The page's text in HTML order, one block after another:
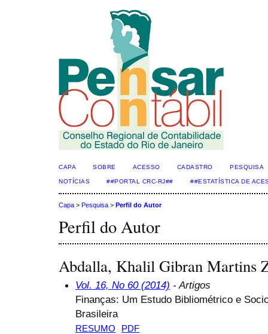
CAPA SOBRE ACESSO CADASTRO PESQUISA
NOTÍCIAS ##PORTAL CRC-RJ## ##ESTATÍSTICA DE
Capa > Pesquisa > Perfil do Autor
Perfil do Autor
Abdalla, Khalil Gibran Martins
Vol. 16, No 60 (2014) - Artigos
Finanças: Um Estudo Bibliométrico e
Brasileira
RESUMO PDF